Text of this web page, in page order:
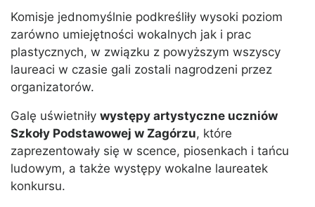
Komisje jednomyślnie podkreśliły wysoki poziom
zarówno umiejętności wokalnych jak i prac
plastycznych, w związku z powyższym wszyscy
laureaci w czasie gali zostali nagrodzeni przez
organizatorów.
Galę uświetniły występy artystyczne uczniów
Szkoły Podstawowej w Zagórzu, które
zaprezentowały się w scence, piosenkach i tańcu
ludowym, a także występy wokalne laureatek
konkursu.